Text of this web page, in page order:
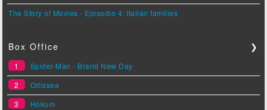
The Story of Movies - Episodio 4: Italian families
Box Office ❯
1
Spider-Man - Brand New Day
2
Odissea
3
Hokum